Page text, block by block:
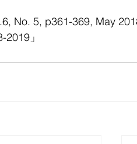
No. 5, p361-369, May
」